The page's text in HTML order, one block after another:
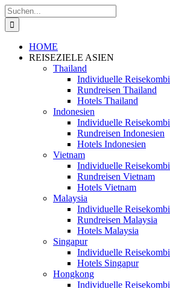
Zum
Inhalt
springen
Suche
nach:
HOME
REISEZIELE ASIEN
Thailand
Individuelle
Rundreisen Thailand
Hotels Thailand
Indonesien
Individuelle
Rundreisen Indonesien
Hotels Indonesien
Vietnam
Individuelle
Rundreisen Vietnam
Hotels Vietnam
Malaysia
Individuelle
Rundreisen Malaysia
Hotels Malaysia
Singapur
Individuelle
Hotels Singapur
Hongkong
Individuelle